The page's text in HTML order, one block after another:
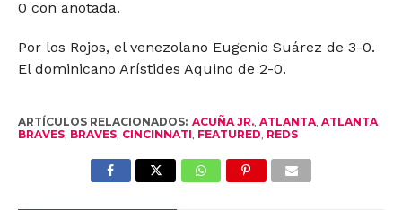
0 con anotada.
Por los Rojos, el venezolano Eugenio Suárez de 3-0.
El dominicano Arístides Aquino de 2-0.
ARTÍCULOS RELACIONADOS: ACUÑA JR., ATLANTA, ATLANTA
BRAVES, BRAVES, CINCINNATI FEATURED REDS